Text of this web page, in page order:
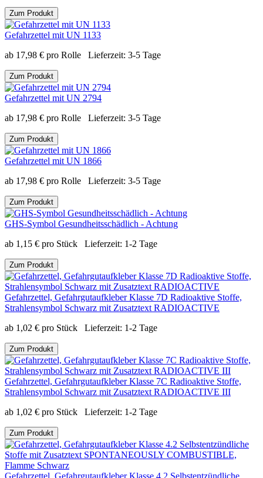
Zum Produkt
Gefahrzettel mit UN 1133
ab 17,98 € pro Rolle Lieferzeit: 3-5 Tage
Zum Produkt
Gefahrzettel mit UN 2794
ab 17,98 € pro Rolle Lieferzeit: 3-5 Tage
Zum Produkt
Gefahrzettel mit UN 1866
ab 17,98 € pro Rolle Lieferzeit: 3-5 Tage
Zum Produkt
GHS-Symbol Gesundheitsschädlich - Achtung
ab 1,15 € pro Stück Lieferzeit: 1-2 Tage
Zum Produkt
Gefahrzettel, Gefahrgutaufkleber Klasse 7D Radioaktive Stoffe,
Strahlensymbol Schwarz mit Zusatztext RADIOACTIVE
ab 1,02 € pro Stück Lieferzeit: 1-2 Tage
Zum Produkt
Gefahrzettel, Gefahrgutaufkleber Klasse 7C Radioaktive Stoffe,
Strahlensymbol Schwarz mit Zusatztext RADIOACTIVE III
ab 1,02 € pro Stück Lieferzeit: 1-2 Tage
Zum Produkt
Gefahrzettel, Gefahrgutaufkleber Klasse 4.2 Selbstentzündliche